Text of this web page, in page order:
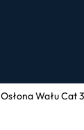
Osłona Wału Cat